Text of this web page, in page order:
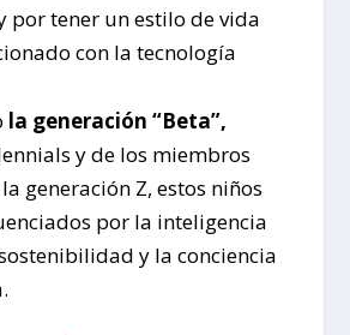
por tener un estilo de vida
con la tecnología
la generación “Beta”,
y de los miembros
generación Z, estos niños
por la inteligencia
y la conciencia